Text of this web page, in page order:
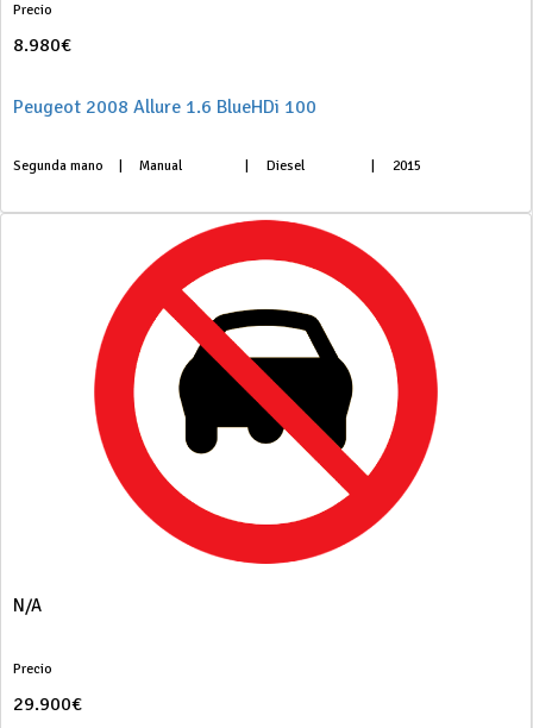
Precio
8.980€
Peugeot 2008 Allure 1.6 BlueHDi 100
Segunda mano Manual Diesel 2015
N/A
Precio
29.900€